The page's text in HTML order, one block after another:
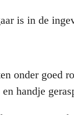
is in de
onder goed
handje